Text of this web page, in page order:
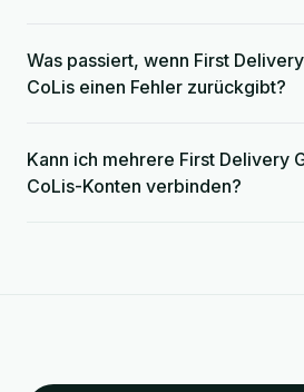
Was passiert, wenn First
CoLis einen Fehler zurückgibt?
Kann ich mehrere First Delivery
CoLis-Konten verbinden?